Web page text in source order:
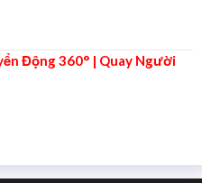
Động 360° | Quay Người